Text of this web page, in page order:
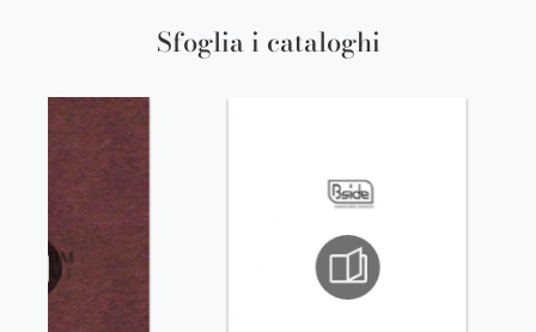
Sfoglia i cataloghi